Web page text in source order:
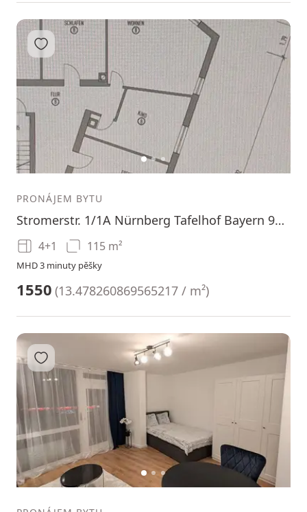
12 3
Přidat do oblíbených
PRONÁJEM BYTU
Stromerstr. 1/1A Nürnberg Tafelhof Bayern 90443
4+1 115 m²
MHD 3 minuty pěšky
1550 (13.478260869565217 / m²)
12 3
Přidat do oblíbených